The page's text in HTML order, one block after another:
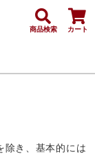
商品検索 カート
除き、基本的には